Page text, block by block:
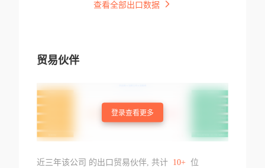
查看全部出口数据
贸易伙伴
登录查看更多
近三年该公司 的出口贸易伙伴, 共计 10+ 位